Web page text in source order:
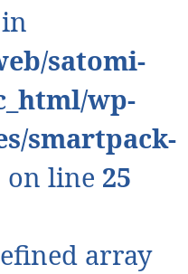
satomi-
wp-
smartpack-
on line 25
array